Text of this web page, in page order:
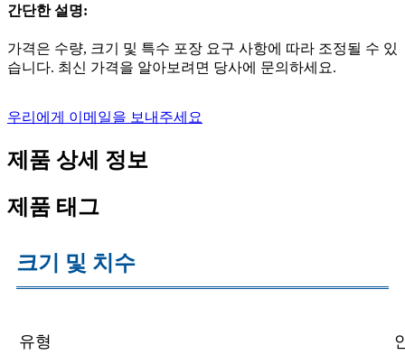
간단한 설명:
가격은 수량, 크기 및 특수 포장 요구 사항에 따라 조정될 수 있
습니다. 최신 가격을 알아보려면 당사에 문의하세요.
우리에게 이메일을 보내주세요
제품 상세 정보
제품 태그
크기 및 치수
유형